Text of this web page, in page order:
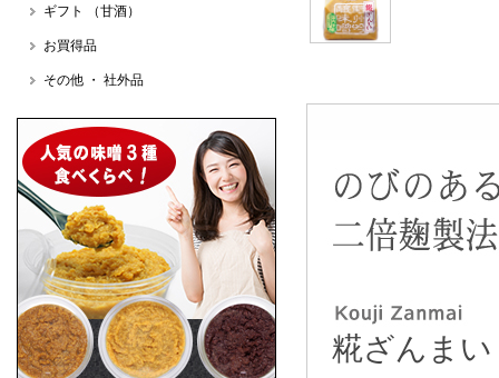
糀ざんまい
ギフト （甘酒）
お買得品
その他 ・ 社外品